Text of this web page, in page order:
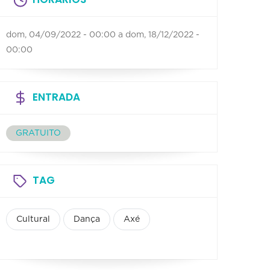
dom, 04/09/2022 - 00:00 a dom, 18/12/2022 -
00:00
ENTRADA
GRATUITO
TAG
Cultural Dança Axé